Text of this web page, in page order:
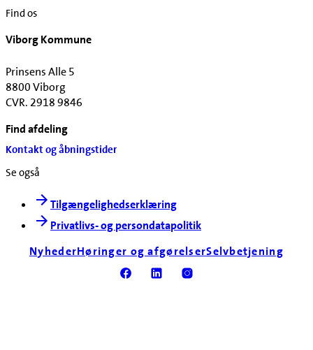
Find os
Viborg Kommune
Prinsens Alle 5
8800 Viborg
CVR. 2918 9846
Find afdeling
Kontakt og åbningstider
Se også
Tilgængelighedserklæring
Privatlivs- og persondatapolitik
NyhederHøringer og afgørelserSelvbetjening